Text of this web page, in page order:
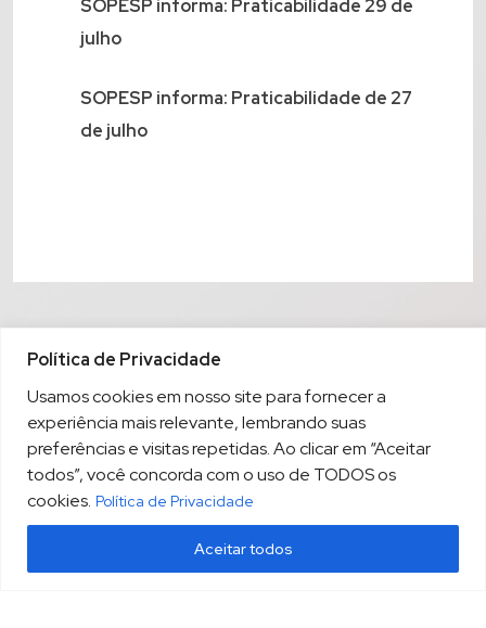
Política de Privacidade
Usamos cookies em nosso site para fornecer a
experiência mais relevante, lembrando suas
preferências e visitas repetidas. Ao clicar em “Aceitar
todos”, você concorda com o uso de TODOS os
cookies. Política de Privacidade
Aceitar todos
SOPESP informa: Praticabilidade 29 de
julho
SOPESP informa: Praticabilidade de 27
de julho